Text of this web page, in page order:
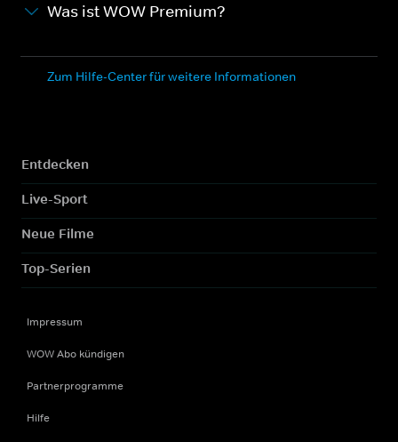
Was ist WOW Premium?
Zum Hilfe-Center für weitere Informationen
Entdecken
Live-Sport
Neue Filme
Top-Serien
Impressum
WOW Abo kündigen
Partnerprogramme
Hilfe